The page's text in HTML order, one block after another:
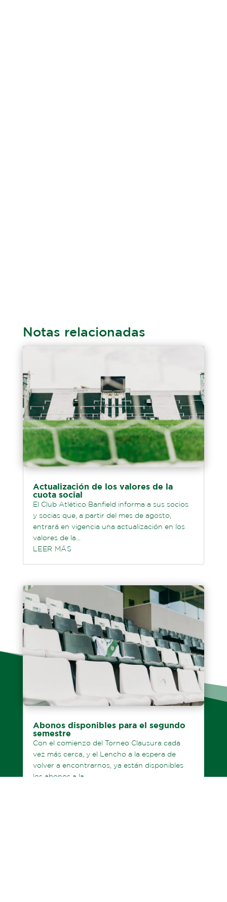
Notas relacionadas
Actualización de los valores de la
cuota social
El Club Atlético Banfield informa a sus socios
y socias que, a partir del mes de agosto,
entrará en vigencia una actualización en los
valores de la...
LEER MÁS
Abonos disponibles para el segundo
semestre
Con el comienzo del Torneo Clausura cada
vez más cerca, y el Lencho a la espera de
volver a encontrarnos, ya están disponibles
los abonos a la...